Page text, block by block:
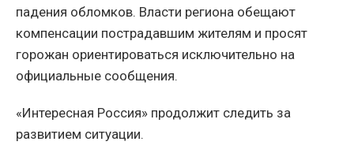
падения обломков. Власти региона обещают
компенсации пострадавшим жителям и просят
горожан ориентироваться исключительно на
официальные сообщения.
«Интересная Россия» продолжит следить за
развитием ситуации.